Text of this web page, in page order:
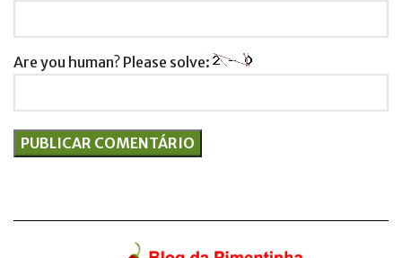
Are you human? Please solve: